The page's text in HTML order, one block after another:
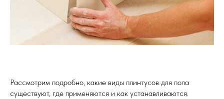
Рассмотрим подробно, какие виды плинтусов для пола
существуют, где применяются и как устанавливаются.